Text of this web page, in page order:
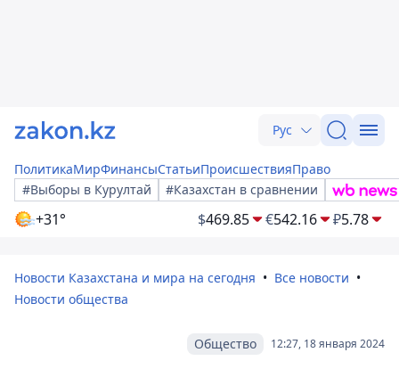
Рус
ПолитикаМирФинансыСтатьиПроисшествияПраво
#Выборы в Курултай
#Казахстан в сравнении
+31° $469.85 €542.16 ₽5.78
Новости Казахстана и мира на сегодня
Все новости
Новости общества
12:27, 18 января 2024
Общество